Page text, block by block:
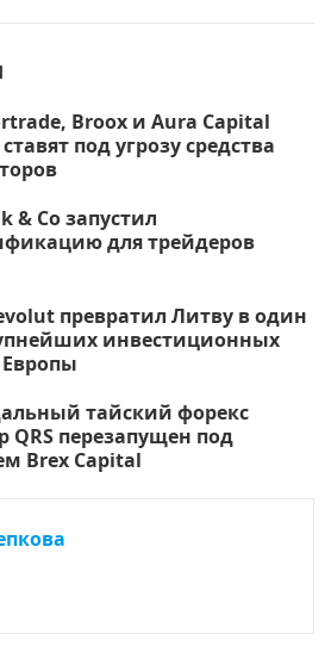
Broox и Aura Capital
под угрозу средства
& Co запустил
для трейдеров
превратил Литву в один
инвестиционных
тайский форекс
QRS перезапущен под
Brex Capital